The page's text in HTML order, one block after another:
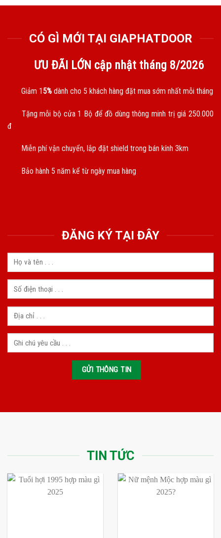
CÓ GÌ MỚI TẠI GIAPHATDOOR
ƯU ĐÃI LỚN cập nhật tháng 8/2026
Giảm 15% dành cho 5 khách hàng đặt mua sớm nhất mỗi tháng
Tặng mỗi bộ cửa 1 Bộ để đồ dùng thông minh trị giá 250.000
đ
Miễn phí vận chuyển, lắp đặt shield trong bán kính 3km
Bảo hành 5 năm kể từ ngày mua hàng
ĐĂNG KÝ TẠI ĐÂY
TIN TỨC